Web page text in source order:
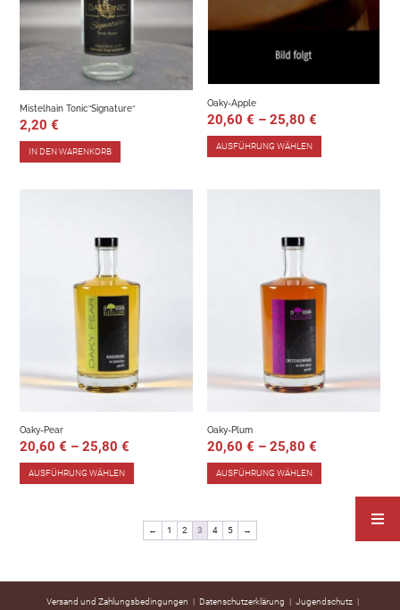
Mistelhain Tonic“Signature“
2,20€
IN DEN WARENKORB
Oaky-Apple
20,60€ –25,80€
AUSFÜHRUNG WÄHLEN
Oaky-Pear
20,60€ –25,80€
AUSFÜHRUNG WÄHLEN
Oaky-Plum
20,60€ –25,80€
AUSFÜHRUNG WÄHLEN
← 1 2 3 4 5 →
Versand und Zahlungsbedingungen Datenschutzerklärung Jugendschutz